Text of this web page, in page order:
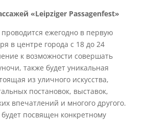
«Leipziger Passagenfest»
ежегодно в первую
в центре города с 18 до 24
к возможности совершать
также будет уникальная
из уличного искусства,
постановок, выставок,
впечатлений и многого другого.
посвящен конкретному